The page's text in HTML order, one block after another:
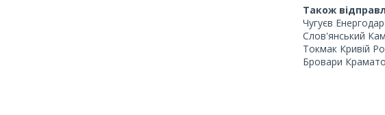
Також
Чугуєв
Слов'янський
Токмак Кривій
Бровари